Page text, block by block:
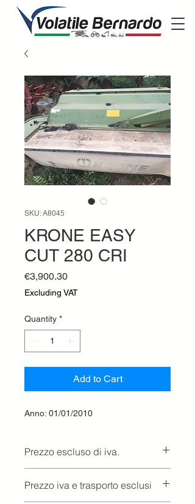
SKU: A8045
KRONE EASY
CUT 280 CRI
€3,900.30Price
Excluding VAT
Quantity *
Add to Cart
Anno: 01/01/2010
Prezzo escluso di iva.
Prezzo iva e trasporto esclusi